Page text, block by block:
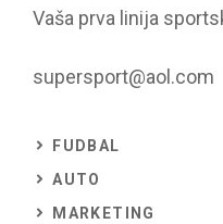
Vaša prva linija
supersport@aol.com
FUDBAL
AUTO
MARKETING